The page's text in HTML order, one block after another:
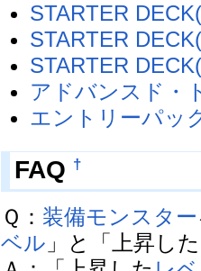
STARTER
STARTER
STARTER
アドバンスド・
エントリーパッ
FAQ †
Ｑ： 装備モンスター
ベル 」と「上昇した